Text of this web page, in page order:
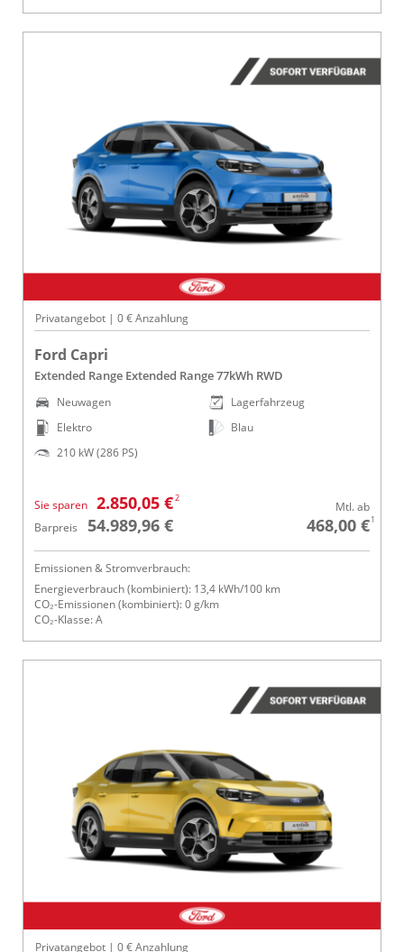
Privatangebot | 0 € Anzahlung
Ford Capri
Extended Range Extended Range 77kWh RWD
Neuwagen
Elektro
210 kW (286 PS)
Lagerfahrzeug
Blau
Sie sparen 2.850,05 €2
Barpreis 54.989,96 €
Mtl. ab
468,00 €1
Emissionen & Stromverbrauch:
Energieverbrauch (kombiniert): 13,4 kWh/100 km
CO₂-Emissionen (kombiniert): 0 g/km
CO₂-Klasse: A
Privatangebot | 0 € Anzahlung